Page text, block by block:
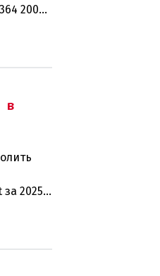
200
в
2025